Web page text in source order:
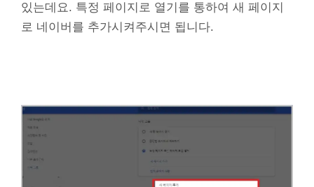
있는데요. 특정 페이지로 열기를 통하여 새 페이지
로 네이버를 추가시켜주시면 됩니다.